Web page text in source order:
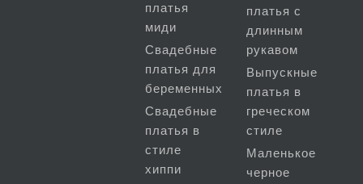
платья
миди
Свадебные
платья для
беременных
Свадебные
платья в
стиле
хиппи
платья с
длинным
рукавом
Выпускные
платья в
греческом
стиле
Маленькое
черное